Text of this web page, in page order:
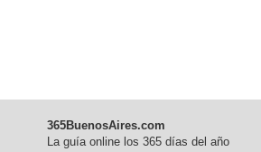
365BuenosAires.com
La guía online los 365 días del año